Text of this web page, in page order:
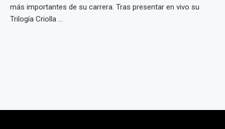
más importantes de su carrera. Tras presentar en vivo su
Trilogía Criolla ...